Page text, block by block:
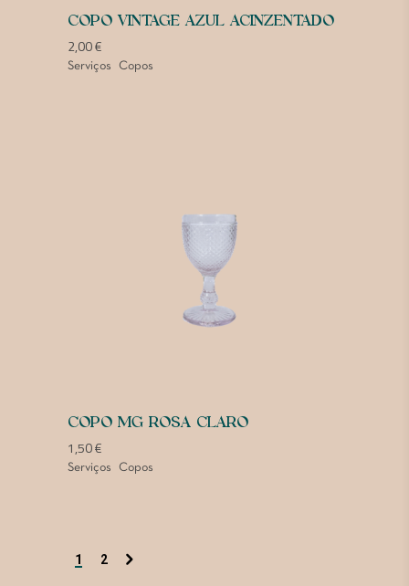
COPO VINTAGE AZUL ACINZENTADO
2,00€
Serviços Copos
COPO MG ROSA CLARO
1,50€
Serviços Copos
1 2